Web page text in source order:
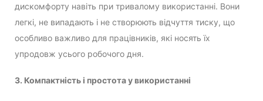
дискомфорту навіть при тривалому використанні. Вони
легкі, не випадають і не створюють відчуття тиску, що
особливо важливо для працівників, які носять їх
упродовж усього робочого дня.
3. Компактність і простота у використанні